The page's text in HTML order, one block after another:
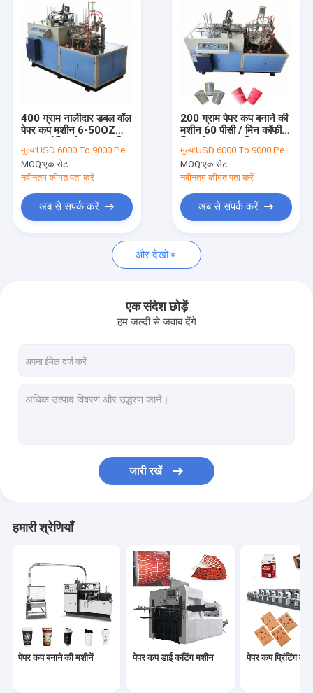
उत्पादों
हमारे बारे में
कारखाना भ्रमण
संपर्क करें
समाचार
पेपर कप बनाने की मशीनें
पेपर कप डाई कटिंग मशीन
पेपर कप पैकिंग मशीन
पेपर प्लेट बनाने की मशीन
कागज काटने की मशीनें
कप ढक्कन मशीन
पेपर कप कच्चा माल
400 ग्राम नालीदार डबल वॉल
पेपर कप मशीन 6-50OZ
मूल्य:USD 6000 To 9000 Per Set
MOQ:एक सेट
नवीनतम कीमत पता करें
अब से संपर्क करें
200 ग्राम पेपर कप बनाने की
मशीन 60 पीसी / मिन कॉफी
मूल्य:USD 6000 To 9000 Per Set
MOQ:एक सेट
नवीनतम कीमत पता करें
अब से संपर्क करें
और देखो
एक संदेश छोड़ें
हम जल्दी से जवाब देंगे
जारी रखें
हमारी श्रेणियाँ
पेपर कप बनाने की मशीनें पेपर कप डाई कटिंग मशीन पेपर कप प्रिंटिंग